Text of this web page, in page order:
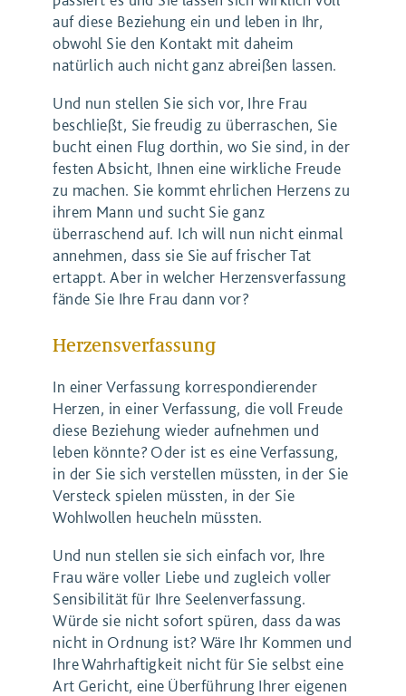
auf diese Beziehung ein und leben in Ihr,
obwohl Sie den Kontakt mit daheim
natürlich auch nicht ganz abreißen lassen.
Und nun stellen Sie sich vor, Ihre Frau
beschließt, Sie freudig zu überraschen, Sie
bucht einen Flug dorthin, wo Sie sind, in der
festen Absicht, Ihnen eine wirkliche Freude
zu machen. Sie kommt ehrlichen Herzens zu
ihrem Mann und sucht Sie ganz
überraschend auf. Ich will nun nicht einmal
annehmen, dass sie Sie auf frischer Tat
ertappt. Aber in welcher Herzensverfassung
fände Sie Ihre Frau dann vor?
Herzensverfassung
In einer Verfassung korrespondierender
Herzen, in einer Verfassung, die voll Freude
diese Beziehung wieder aufnehmen und
leben könnte? Oder ist es eine Verfassung,
in der Sie sich verstellen müssten, in der Sie
Versteck spielen müssten, in der Sie
Wohlwollen heucheln müssten.
Und nun stellen sie sich einfach vor, Ihre
Frau wäre voller Liebe und zugleich voller
Sensibilität für Ihre Seelenverfassung.
Würde sie nicht sofort spüren, dass da was
nicht in Ordnung ist? Wäre Ihr Kommen und
Ihre Wahrhaftigkeit nicht für Sie selbst eine
Art Gericht, eine Überführung Ihrer eigenen